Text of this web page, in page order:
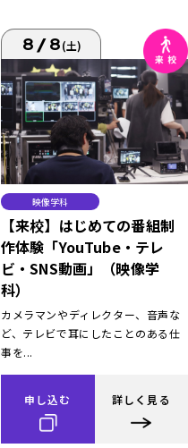
8/8(土)
映像学科
【来校】はじめての番組制
作体験「YouTube・テレ
ビ・SNS動画」（映像学
科）
カメラマンやディレクター、音声な
ど、テレビで耳にしたことのある仕
事を...
申し込む 詳しく見る